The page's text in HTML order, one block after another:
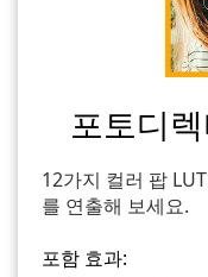
포토디
12가지 컬러 팝
를 연출해 보세요.
포함 효과: